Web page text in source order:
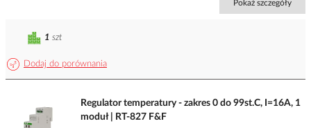
Pokaż szczegóły
Dodaj do porównania
1 szt
Regulator temperatury - zakres 0 do 99st.C, I=16A, 1
moduł | RT-827 F&F